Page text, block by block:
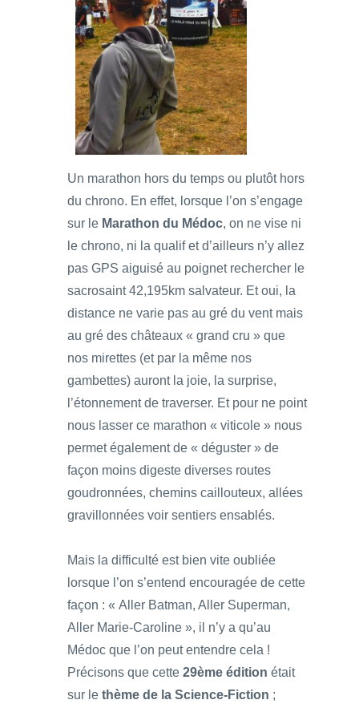
Un marathon hors du temps ou plutôt hors
du chrono. En effet, lorsque l’on s’engage
sur le Marathon du Médoc, on ne vise ni
le chrono, ni la qualif et d’ailleurs n’y allez
pas GPS aiguisé au poignet rechercher le
sacrosaint 42,195km salvateur. Et oui, la
distance ne varie pas au gré du vent mais
au gré des châteaux « grand cru » que
nos mirettes (et par la même nos
gambettes) auront la joie, la surprise,
l’étonnement de traverser. Et pour ne point
nous lasser ce marathon « viticole » nous
permet également de « déguster » de
façon moins digeste diverses routes
goudronnées, chemins caillouteux, allées
gravillonnées voir sentiers ensablés.
Mais la difficulté est bien vite oubliée
lorsque l’on s’entend encouragée de cette
façon : « Aller Batman, Aller Superman,
Aller Marie-Caroline », il n’y a qu’au
Médoc que l’on peut entendre cela !
Précisons que cette 29ème édition était
sur le thème de la Science-Fiction ;